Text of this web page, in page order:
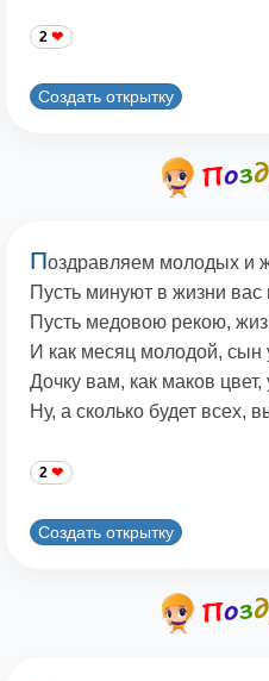
2
Создать открытку
Поздравляем молодых и
Пусть минуют в жизни вас
Пусть медовою рекою,
И как месяц молодой, сын
Дочку вам, как маков
Ну, а сколько будет всех,
2
Создать открытку